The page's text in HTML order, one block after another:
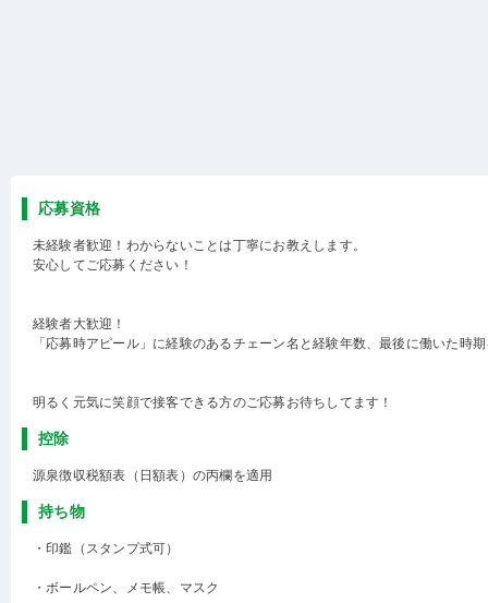
応募資格
未経験者歓迎！わからないことは丁寧にお教えします。
安心してご応募ください！
経験者大歓迎！
「応募時アピール」に経験のあるチェーン名と経験年数、最後に働いた時
明るく元気に笑顔で接客できる方のご応募お待ちしてます！
控除
源泉徴収税額表（日額表）の丙欄を適用
持ち物
・印鑑（スタンプ式可）
・ボールペン、メモ帳、マスク